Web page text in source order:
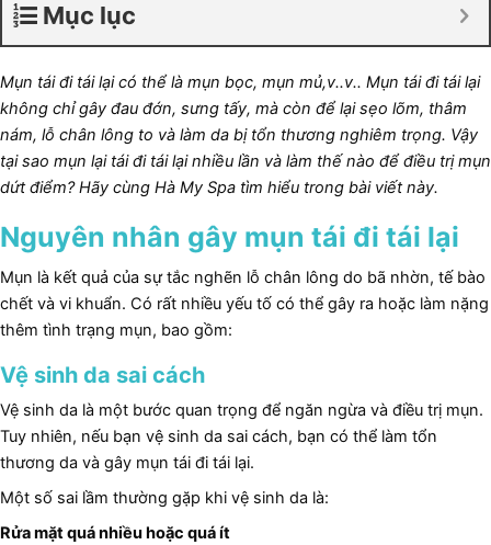
Mục lục
Mụn tái đi tái lại có thể là mụn bọc, mụn mủ,v..v.. Mụn tái đi tái lại
không chỉ gây đau đớn, sưng tấy, mà còn để lại sẹo lõm, thâm
nám, lỗ chân lông to và làm da bị tổn thương nghiêm trọng. Vậy
tại sao mụn lại tái đi tái lại nhiều lần và làm thế nào để điều trị mụn
dứt điểm? Hãy cùng Hà My Spa tìm hiểu trong bài viết này.
Nguyên nhân gây mụn tái đi tái lại
Mụn là kết quả của sự tắc nghẽn lỗ chân lông do bã nhờn, tế bào
chết và vi khuẩn. Có rất nhiều yếu tố có thể gây ra hoặc làm nặng
thêm tình trạng mụn, bao gồm:
Vệ sinh da sai cách
Vệ sinh da là một bước quan trọng để ngăn ngừa và điều trị mụn.
Tuy nhiên, nếu bạn vệ sinh da sai cách, bạn có thể làm tổn
thương da và gây mụn tái đi tái lại.
Một số sai lầm thường gặp khi vệ sinh da là:
Rửa mặt quá nhiều hoặc quá ít